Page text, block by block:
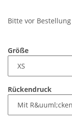
Bitte vor
Größe
Rückendruck